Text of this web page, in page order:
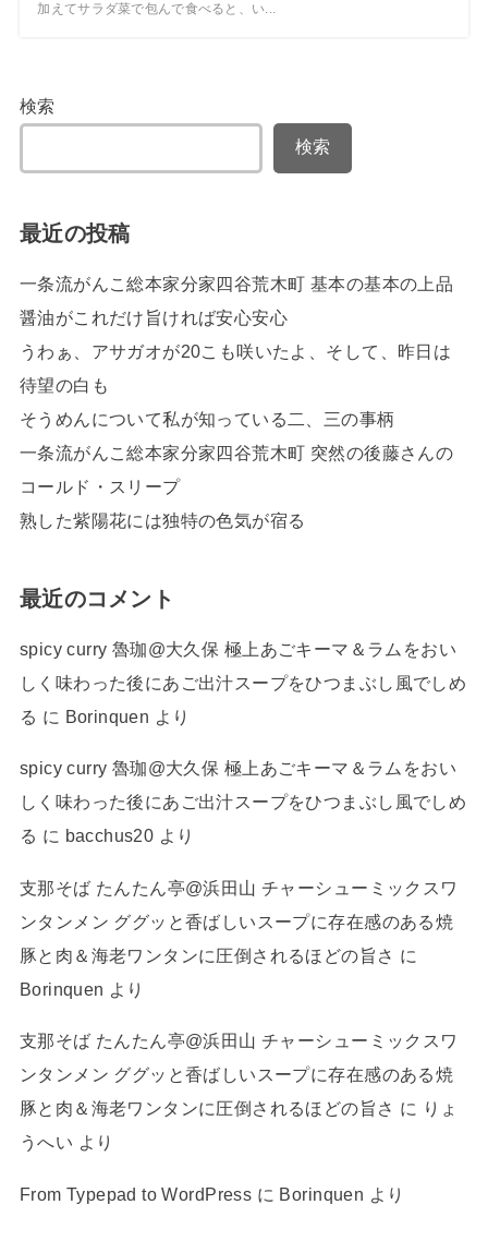
加えてサラダ菜で包んで食べると、い...
検索
検索
最近の投稿
一条流がんこ総本家分家四谷荒木町 基本の基本の上品
醤油がこれだけ旨ければ安心安心
うわぁ、アサガオが20こも咲いたよ、そして、昨日は
待望の白も
そうめんについて私が知っている二、三の事柄
一条流がんこ総本家分家四谷荒木町 突然の後藤さんの
コールド・スリープ
熟した紫陽花には独特の色気が宿る
最近のコメント
spicy curry 魯珈@大久保 極上あごキーマ＆ラムをおい
しく味わった後にあご出汁スープをひつまぶし風でしめ
る に Borinquen より
spicy curry 魯珈@大久保 極上あごキーマ＆ラムをおい
しく味わった後にあご出汁スープをひつまぶし風でしめ
る に bacchus20 より
支那そば たんたん亭@浜田山 チャーシューミックスワ
ンタンメン ググッと香ばしいスープに存在感のある焼
豚と肉＆海老ワンタンに圧倒されるほどの旨さ に
Borinquen より
支那そば たんたん亭@浜田山 チャーシューミックスワ
ンタンメン ググッと香ばしいスープに存在感のある焼
豚と肉＆海老ワンタンに圧倒されるほどの旨さ に りょ
うへい より
From Typepad to WordPress に Borinquen より